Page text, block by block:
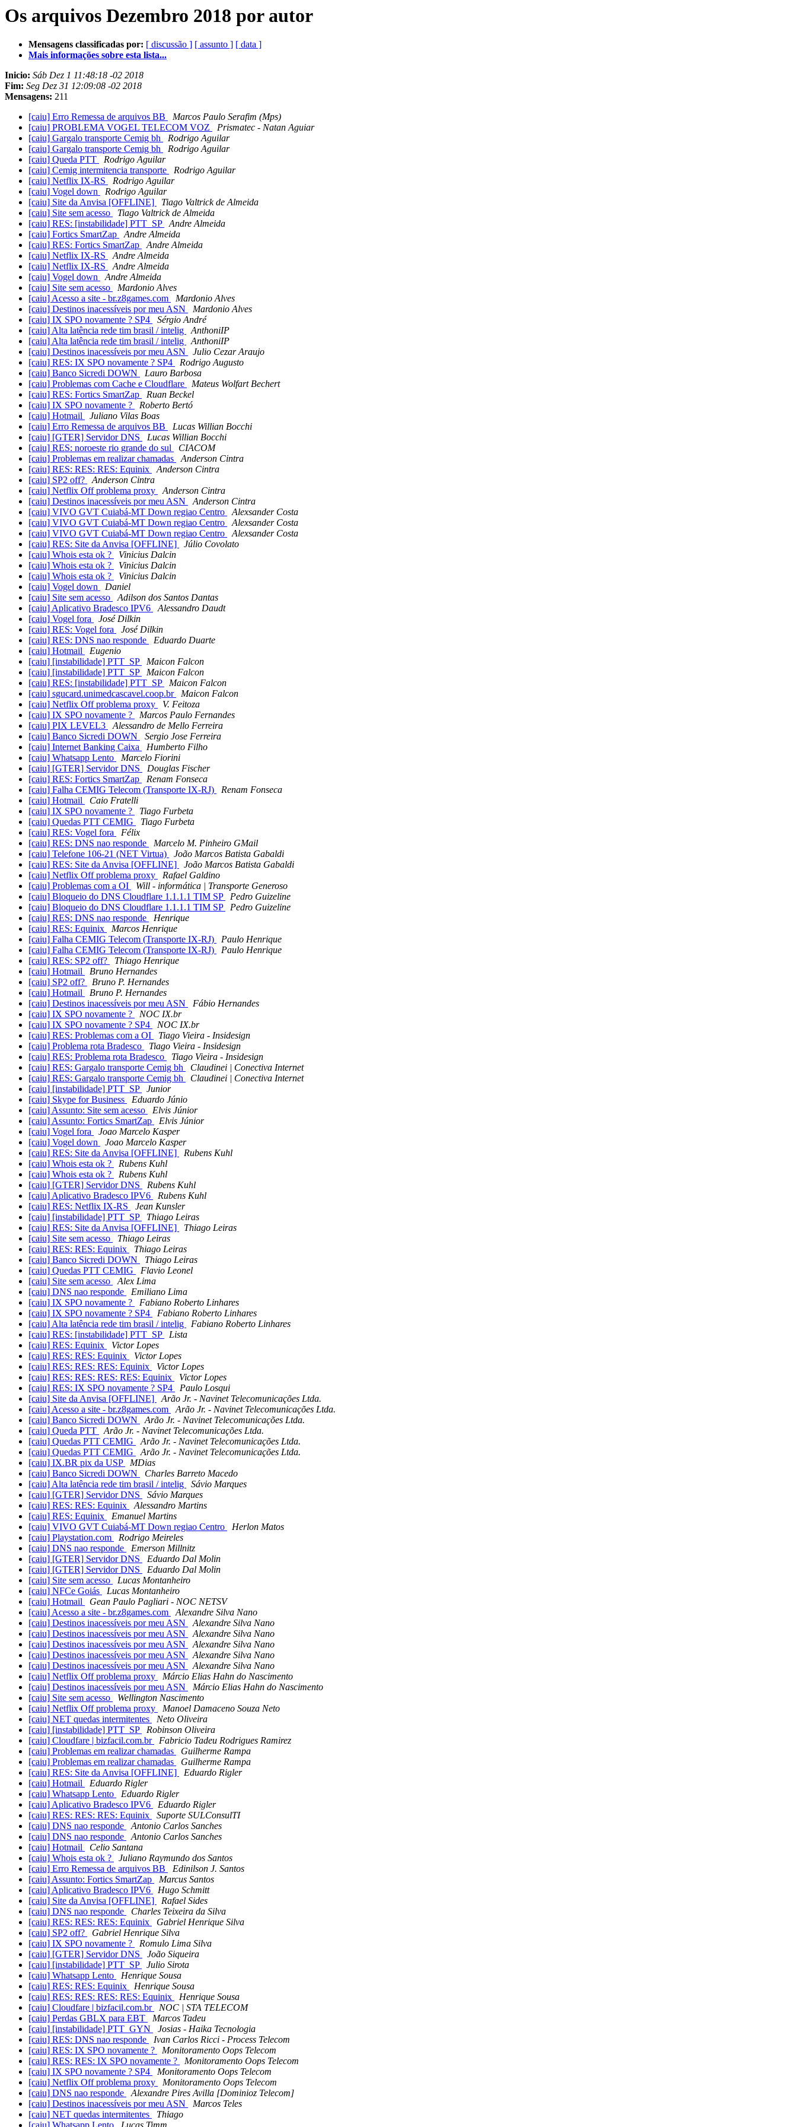
Os arquivos Dezembro 2018 por autor
Mensagens classificadas por: [ discussão ] [ assunto ] [ data ]
Mais informações sobre esta lista...
Inicio: Sáb Dez 1 11:48:18 -02 2018
Fim: Seg Dez 31 12:09:08 -02 2018
Mensagens: 211
[caiu] Erro Remessa de arquivos BB
Marcos Paulo Serafim (Mps)
[caiu] PROBLEMA VOGEL TELECOM VOZ
Prismatec - Natan Aguiar
[caiu] Gargalo transporte Cemig bh
Rodrigo Aguilar
[caiu] Gargalo transporte Cemig bh
Rodrigo Aguilar
[caiu] Queda PTT
Rodrigo Aguilar
[caiu] Cemig intermitencia transporte
Rodrigo Aguilar
[caiu] Netflix IX-RS
Rodrigo Aguilar
[caiu] Vogel down
Rodrigo Aguilar
[caiu] Site da Anvisa [OFFLINE]
Tiago Valtrick de Almeida
[caiu] Site sem acesso
Tiago Valtrick de Almeida
[caiu] RES: [instabilidade] PTT_SP
Andre Almeida
[caiu] Fortics SmartZap
Andre Almeida
[caiu] RES: Fortics SmartZap
Andre Almeida
[caiu] Netflix IX-RS
Andre Almeida
[caiu] Netflix IX-RS
Andre Almeida
[caiu] Vogel down
Andre Almeida
[caiu] Site sem acesso
Mardonio Alves
[caiu] Acesso a site - br.z8games.com
Mardonio Alves
[caiu] Destinos inacessíveis por meu ASN
Mardonio Alves
[caiu] IX SPO novamente ? SP4
Sérgio André
[caiu] Alta latência rede tim brasil / intelig
AnthoniIP
[caiu] Alta latência rede tim brasil / intelig
AnthoniIP
[caiu] Destinos inacessíveis por meu ASN
Julio Cezar Araujo
[caiu] RES: IX SPO novamente ? SP4
Rodrigo Augusto
[caiu] Banco Sicredi DOWN
Lauro Barbosa
[caiu] Problemas com Cache e Cloudflare
Mateus Wolfart Bechert
[caiu] RES: Fortics SmartZap
Ruan Beckel
[caiu] IX SPO novamente ?
Roberto Bertó
[caiu] Hotmail
Juliano Vilas Boas
[caiu] Erro Remessa de arquivos BB
Lucas Willian Bocchi
[caiu] [GTER] Servidor DNS
Lucas Willian Bocchi
[caiu] RES: noroeste rio grande do sul
CIACOM
[caiu] Problemas em realizar chamadas
Anderson Cintra
[caiu] RES: RES: RES: Equinix
Anderson Cintra
[caiu] SP2 off?
Anderson Cintra
[caiu] Netflix Off problema proxy
Anderson Cintra
[caiu] Destinos inacessíveis por meu ASN
Anderson Cintra
[caiu] VIVO GVT Cuiabá-MT Down regiao Centro
Alexsander Costa
[caiu] VIVO GVT Cuiabá-MT Down regiao Centro
Alexsander Costa
[caiu] VIVO GVT Cuiabá-MT Down regiao Centro
Alexsander Costa
[caiu] RES: Site da Anvisa [OFFLINE]
Júlio Covolato
[caiu] Whois esta ok ?
Vinicius Dalcin
[caiu] Whois esta ok ?
Vinicius Dalcin
[caiu] Whois esta ok ?
Vinicius Dalcin
[caiu] Vogel down
Daniel
[caiu] Site sem acesso
Adilson dos Santos Dantas
[caiu] Aplicativo Bradesco IPV6
Alessandro Daudt
[caiu] Vogel fora
José Dilkin
[caiu] RES: Vogel fora
José Dilkin
[caiu] RES: DNS nao responde
Eduardo Duarte
[caiu] Hotmail
Eugenio
[caiu] [instabilidade] PTT_SP
Maicon Falcon
[caiu] [instabilidade] PTT_SP
Maicon Falcon
[caiu] RES: [instabilidade] PTT_SP
Maicon Falcon
[caiu] sgucard.unimedcascavel.coop.br
Maicon Falcon
[caiu] Netflix Off problema proxy
V. Feitoza
[caiu] IX SPO novamente ?
Marcos Paulo Fernandes
[caiu] PIX LEVEL3
Alessandro de Mello Ferreira
[caiu] Banco Sicredi DOWN
Sergio Jose Ferreira
[caiu] Internet Banking Caixa
Humberto Filho
[caiu] Whatsapp Lento
Marcelo Fiorini
[caiu] [GTER] Servidor DNS
Douglas Fischer
[caiu] RES: Fortics SmartZap
Renam Fonseca
[caiu] Falha CEMIG Telecom (Transporte IX-RJ)
Renam Fonseca
[caiu] Hotmail
Caio Fratelli
[caiu] IX SPO novamente ?
Tiago Furbeta
[caiu] Quedas PTT CEMIG
Tiago Furbeta
[caiu] RES: Vogel fora
Félix
[caiu] RES: DNS nao responde
Marcelo M. Pinheiro GMail
[caiu] Telefone 106-21 (NET Virtua)
João Marcos Batista Gabaldi
[caiu] RES: Site da Anvisa [OFFLINE]
João Marcos Batista Gabaldi
[caiu] Netflix Off problema proxy
Rafael Galdino
[caiu] Problemas com a OI
Will - informática | Transporte Generoso
[caiu] Bloqueio do DNS Cloudflare 1.1.1.1 TIM SP
Pedro Guizeline
[caiu] Bloqueio do DNS Cloudflare 1.1.1.1 TIM SP
Pedro Guizeline
[caiu] RES: DNS nao responde
Henrique
[caiu] RES: Equinix
Marcos Henrique
[caiu] Falha CEMIG Telecom (Transporte IX-RJ)
Paulo Henrique
[caiu] Falha CEMIG Telecom (Transporte IX-RJ)
Paulo Henrique
[caiu] RES: SP2 off?
Thiago Henrique
[caiu] Hotmail
Bruno Hernandes
[caiu] SP2 off?
Bruno P. Hernandes
[caiu] Hotmail
Bruno P. Hernandes
[caiu] Destinos inacessíveis por meu ASN
Fábio Hernandes
[caiu] IX SPO novamente ?
NOC IX.br
[caiu] IX SPO novamente ? SP4
NOC IX.br
[caiu] RES: Problemas com a OI
Tiago Vieira - Insidesign
[caiu] Problema rota Bradesco
Tiago Vieira - Insidesign
[caiu] RES: Problema rota Bradesco
Tiago Vieira - Insidesign
[caiu] RES: Gargalo transporte Cemig bh
Claudinei | Conectiva Internet
[caiu] RES: Gargalo transporte Cemig bh
Claudinei | Conectiva Internet
[caiu] [instabilidade] PTT_SP
Junior
[caiu] Skype for Business
Eduardo Júnio
[caiu] Assunto: Site sem acesso
Elvis Júnior
[caiu] Assunto: Fortics SmartZap
Elvis Júnior
[caiu] Vogel fora
Joao Marcelo Kasper
[caiu] Vogel down
Joao Marcelo Kasper
[caiu] RES: Site da Anvisa [OFFLINE]
Rubens Kuhl
[caiu] Whois esta ok ?
Rubens Kuhl
[caiu] Whois esta ok ?
Rubens Kuhl
[caiu] [GTER] Servidor DNS
Rubens Kuhl
[caiu] Aplicativo Bradesco IPV6
Rubens Kuhl
[caiu] RES: Netflix IX-RS
Jean Kunsler
[caiu] [instabilidade] PTT_SP
Thiago Leiras
[caiu] RES: Site da Anvisa [OFFLINE]
Thiago Leiras
[caiu] Site sem acesso
Thiago Leiras
[caiu] RES: RES: Equinix
Thiago Leiras
[caiu] Banco Sicredi DOWN
Thiago Leiras
[caiu] Quedas PTT CEMIG
Flavio Leonel
[caiu] Site sem acesso
Alex Lima
[caiu] DNS nao responde
Emiliano Lima
[caiu] IX SPO novamente ?
Fabiano Roberto Linhares
[caiu] IX SPO novamente ? SP4
Fabiano Roberto Linhares
[caiu] Alta latência rede tim brasil / intelig
Fabiano Roberto Linhares
[caiu] RES: [instabilidade] PTT_SP
Lista
[caiu] RES: Equinix
Victor Lopes
[caiu] RES: RES: Equinix
Victor Lopes
[caiu] RES: RES: RES: Equinix
Victor Lopes
[caiu] RES: RES: RES: RES: Equinix
Victor Lopes
[caiu] RES: IX SPO novamente ? SP4
Paulo Losqui
[caiu] Site da Anvisa [OFFLINE]
Arão Jr. - Navinet Telecomunicações Ltda.
[caiu] Acesso a site - br.z8games.com
Arão Jr. - Navinet Telecomunicações Ltda.
[caiu] Banco Sicredi DOWN
Arão Jr. - Navinet Telecomunicações Ltda.
[caiu] Queda PTT
Arão Jr. - Navinet Telecomunicações Ltda.
[caiu] Quedas PTT CEMIG
Arão Jr. - Navinet Telecomunicações Ltda.
[caiu] Quedas PTT CEMIG
Arão Jr. - Navinet Telecomunicações Ltda.
[caiu] IX.BR pix da USP
MDias
[caiu] Banco Sicredi DOWN
Charles Barreto Macedo
[caiu] Alta latência rede tim brasil / intelig
Sávio Marques
[caiu] [GTER] Servidor DNS
Sávio Marques
[caiu] RES: RES: Equinix
Alessandro Martins
[caiu] RES: Equinix
Emanuel Martins
[caiu] VIVO GVT Cuiabá-MT Down regiao Centro
Herlon Matos
[caiu] Playstation.com
Rodrigo Meireles
[caiu] DNS nao responde
Emerson Millnitz
[caiu] [GTER] Servidor DNS
Eduardo Dal Molin
[caiu] [GTER] Servidor DNS
Eduardo Dal Molin
[caiu] Site sem acesso
Lucas Montanheiro
[caiu] NFCe Goiás
Lucas Montanheiro
[caiu] Hotmail
Gean Paulo Pagliari - NOC NETSV
[caiu] Acesso a site - br.z8games.com
Alexandre Silva Nano
[caiu] Destinos inacessíveis por meu ASN
Alexandre Silva Nano
[caiu] Destinos inacessíveis por meu ASN
Alexandre Silva Nano
[caiu] Destinos inacessíveis por meu ASN
Alexandre Silva Nano
[caiu] Destinos inacessíveis por meu ASN
Alexandre Silva Nano
[caiu] Destinos inacessíveis por meu ASN
Alexandre Silva Nano
[caiu] Netflix Off problema proxy
Márcio Elias Hahn do Nascimento
[caiu] Destinos inacessíveis por meu ASN
Márcio Elias Hahn do Nascimento
[caiu] Site sem acesso
Wellington Nascimento
[caiu] Netflix Off problema proxy
Manoel Damaceno Souza Neto
[caiu] NET quedas intermitentes
Neto Oliveira
[caiu] [instabilidade] PTT_SP
Robinson Oliveira
[caiu] Cloudfare | bizfacil.com.br
Fabricio Tadeu Rodrigues Ramirez
[caiu] Problemas em realizar chamadas
Guilherme Rampa
[caiu] Problemas em realizar chamadas
Guilherme Rampa
[caiu] RES: Site da Anvisa [OFFLINE]
Eduardo Rigler
[caiu] Hotmail
Eduardo Rigler
[caiu] Whatsapp Lento
Eduardo Rigler
[caiu] Aplicativo Bradesco IPV6
Eduardo Rigler
[caiu] RES: RES: RES: Equinix
Suporte SULConsulTI
[caiu] DNS nao responde
Antonio Carlos Sanches
[caiu] DNS nao responde
Antonio Carlos Sanches
[caiu] Hotmail
Celio Santana
[caiu] Whois esta ok ?
Juliano Raymundo dos Santos
[caiu] Erro Remessa de arquivos BB
Edinilson J. Santos
[caiu] Assunto: Fortics SmartZap
Marcus Santos
[caiu] Aplicativo Bradesco IPV6
Hugo Schmitt
[caiu] Site da Anvisa [OFFLINE]
Rafael Sides
[caiu] DNS nao responde
Charles Teixeira da Silva
[caiu] RES: RES: RES: Equinix
Gabriel Henrique Silva
[caiu] SP2 off?
Gabriel Henrique Silva
[caiu] IX SPO novamente ?
Romulo Lima Silva
[caiu] [GTER] Servidor DNS
João Siqueira
[caiu] [instabilidade] PTT_SP
Julio Sirota
[caiu] Whatsapp Lento
Henrique Sousa
[caiu] RES: RES: Equinix
Henrique Sousa
[caiu] RES: RES: RES: RES: Equinix
Henrique Sousa
[caiu] Cloudfare | bizfacil.com.br
NOC | STA TELECOM
[caiu] Perdas GBLX para EBT
Marcos Tadeu
[caiu] [instabilidade] PTT_GYN
Josias - Haika Tecnologia
[caiu] RES: DNS nao responde
Ivan Carlos Ricci - Process Telecom
[caiu] RES: IX SPO novamente ?
Monitoramento Oops Telecom
[caiu] RES: RES: IX SPO novamente ?
Monitoramento Oops Telecom
[caiu] IX SPO novamente ? SP4
Monitoramento Oops Telecom
[caiu] Netflix Off problema proxy
Monitoramento Oops Telecom
[caiu] DNS nao responde
Alexandre Pires Avilla [Dominioz Telecom]
[caiu] Destinos inacessíveis por meu ASN
Marcos Teles
[caiu] NET quedas intermitentes
Thiago